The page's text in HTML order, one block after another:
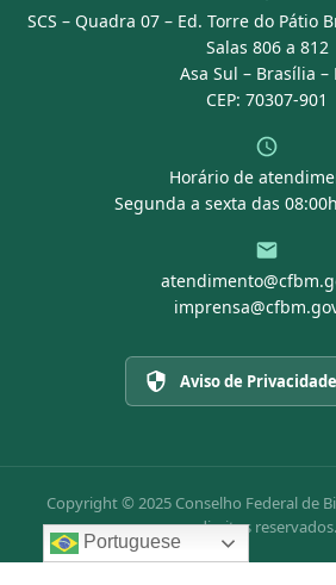
Portal Transparência
SCS – Quadra 07 – Ed. Torre do Pátio
Salas 806 a 812
Asa Sul – Brasília –
CEP: 70307-901
Horário de
Segunda a sexta das
Aviso de
Copyright © 2025 Conselho Federal de
direitos reservados.
Portuguese